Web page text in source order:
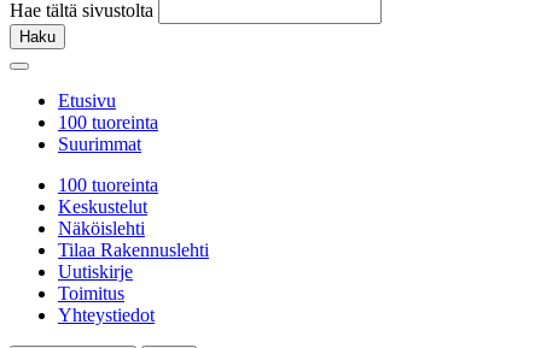
Hae tältä sivustolta
Haku
Etusivu
100 tuoreinta
Suurimmat
100 tuoreinta
Keskustelut
Näköislehti
Tilaa Rakennuslehti
Uutiskirje
Toimitus
Yhteystiedot